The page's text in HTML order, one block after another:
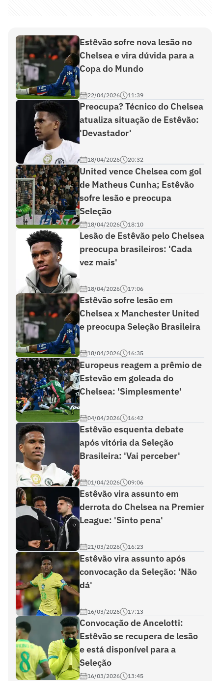
Estêvão sofre nova lesão no
Chelsea e vira dúvida para a
Copa do Mundo
22/04/2026 11:39
Preocupa? Técnico do Chelsea
atualiza situação de Estêvão:
'Devastador'
18/04/2026 20:32
United vence Chelsea com gol
de Matheus Cunha; Estêvão
sofre lesão e preocupa
Seleção
18/04/2026 18:10
Lesão de Estêvão pelo Chelsea
preocupa brasileiros: 'Cada
vez mais'
18/04/2026 17:06
Estêvão sofre lesão em
Chelsea x Manchester United
e preocupa Seleção Brasileira
18/04/2026 16:35
Europeus reagem a prêmio de
Estevão em goleada do
Chelsea: 'Simplesmente'
04/04/2026 16:42
Estêvão esquenta debate
após vitória da Seleção
Brasileira: 'Vai perceber'
01/04/2026 09:06
Estêvão vira assunto em
derrota do Chelsea na Premier
League: 'Sinto pena'
21/03/2026 16:23
Estêvão vira assunto após
convocação da Seleção: 'Não
dá'
16/03/2026 17:13
Convocação de Ancelotti:
Estêvão se recupera de lesão
e está disponível para a
Seleção
16/03/2026 13:45